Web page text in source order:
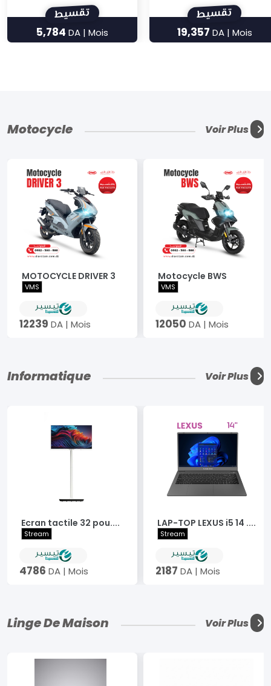
تقسيط
19,357 DA | Mois
تقسيط
11,568 DA | Mois
Motocycle Voir Plus
MOTOCYCLE DRIVER 3
VMS
12239 DA | Mois
Motocycle BWS
VMS
12050 DA | Mois
Informatique Voir Plus
Ecran tactile 32 pou....
Stream
4786 DA | Mois
LAP-TOP LEXUS i5 14 ....
Stream
2187 DA | Mois
Linge De Maison Voir Plus